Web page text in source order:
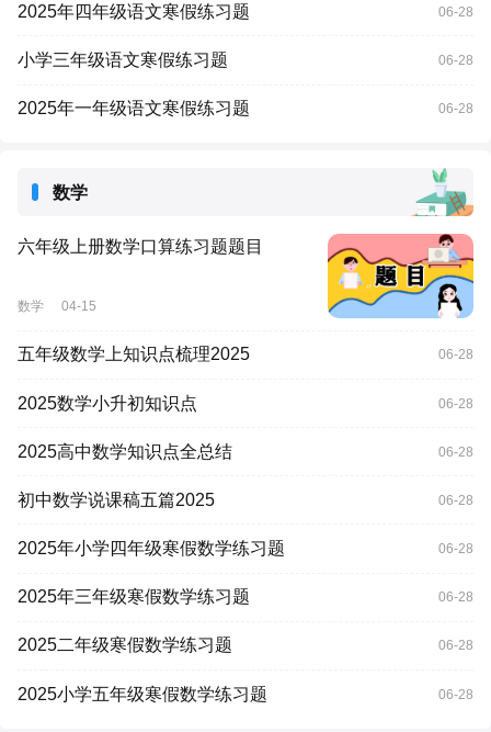
2025年四年级语文寒假练习题 06-28
小学三年级语文寒假练习题 06-28
2025年一年级语文寒假练习题 06-28
数学
六年级上册数学口算练习题题目
数学 04-15
五年级数学上知识点梳理2025 06-28
2025数学小升初知识点 06-28
2025高中数学知识点全总结 06-28
初中数学说课稿五篇2025 06-28
2025年小学四年级寒假数学练习题 06-28
2025年三年级寒假数学练习题 06-28
2025二年级寒假数学练习题 06-28
2025小学五年级寒假数学练习题 06-28